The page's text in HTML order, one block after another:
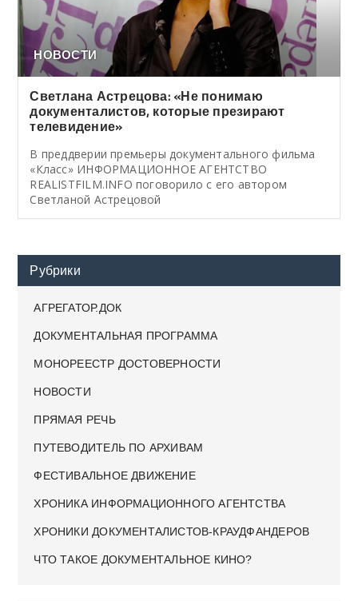
НОВОСТИ
Светлана Астрецова: «Не понимаю
документалистов, которые презирают
телевидение»
В преддверии премьеры документального фильма
«Класс» ИНФОРМАЦИОННОЕ АГЕНТСТВО
REALISTFILM.INFO поговорило с его автором
Светланой Астрецовой
Рубрики
АГРЕГАТОР.ДОК
ДОКУМЕНТАЛЬНАЯ ПРОГРАММА
МОНОРЕЕСТР ДОСТОВЕРНОСТИ
НОВОСТИ
ПРЯМАЯ РЕЧЬ
ПУТЕВОДИТЕЛЬ ПО АРХИВАМ
ФЕСТИВАЛЬНОЕ ДВИЖЕНИЕ
ХРОНИКА ИНФОРМАЦИОННОГО АГЕНТСТВА
ХРОНИКИ ДОКУМЕНТАЛИСТОВ-КРАУДФАНДЕРОВ
ЧТО ТАКОЕ ДОКУМЕНТАЛЬНОЕ КИНО?